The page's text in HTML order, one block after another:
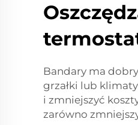
Bandary ma
grzałki lub
i zmniejszyć
zarówno